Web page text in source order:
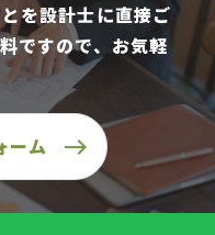
を設計士に直接ご
ですので、お気軽
ーム